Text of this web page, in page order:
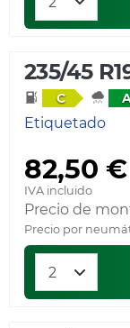
235/45
C
Etiquetado
82,50 €
IVA incluido
Precio de
Precio por